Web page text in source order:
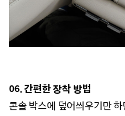
06. 간편한 장착 방법
콘솔 박스에 덮어씌우기만